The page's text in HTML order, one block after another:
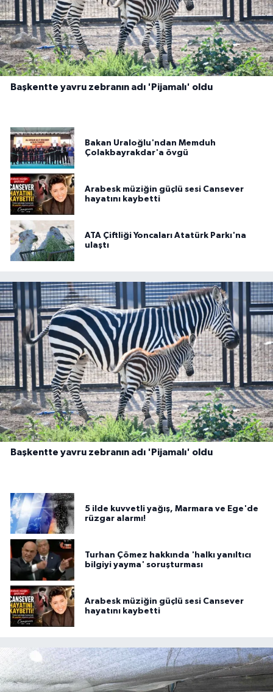
Başkentte yavru zebranın adı 'Pijamalı' oldu
Bakan Uraloğlu'ndan Memduh
Çolakbayrakdar'a övgü
Arabesk müziğin güçlü sesi Cansever
hayatını kaybetti
ATA Çiftliği Yoncaları Atatürk Parkı'na
ulaştı
Başkentte yavru zebranın adı 'Pijamalı' oldu
5 ilde kuvvetli yağış, Marmara ve Ege'de
rüzgar alarmı!
Turhan Çömez hakkında 'halkı yanıltıcı
bilgiyi yayma' soruşturması
Arabesk müziğin güçlü sesi Cansever
hayatını kaybetti